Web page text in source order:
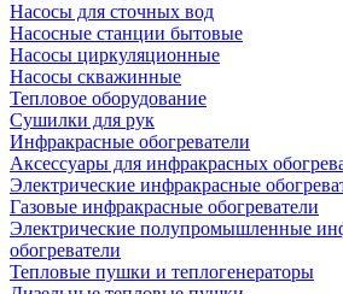
Насосы для сточных вод
Насосные станции бытовые
Насосы циркуляционные
Насосы скважинные
Тепловое оборудование
Сушилки для рук
Инфракрасные обогреватели
Аксессуары для инфракрасных
Электрические инфракрасные
Газовые инфракрасные обогреватели
Электрические полупромышленные
обогреватели
Тепловые пушки и теплогенераторы